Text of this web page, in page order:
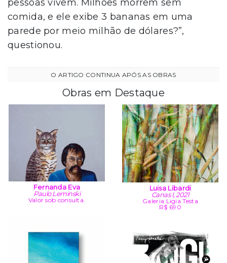
pessoas vivem. Milhões morrem sem
comida, e ele exibe 3 bananas em uma
parede por meio milhão de dólares?”,
questionou.
Obras em Destaque
Fernanda Eva
Paulo Leminski
Valor sob consulta.
Luisa Libardi
Canas I, 2021
Galeria Ligia Testa
R$ 690